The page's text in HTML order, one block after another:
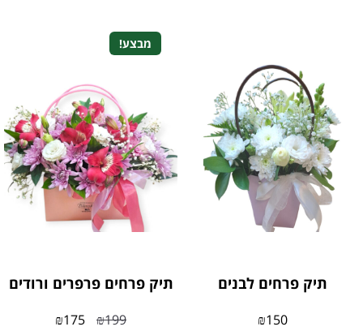
תיק פרחים לבנים
₪150
מבצע!
תיק פרחים פרפרים ורודים
₪199
₪175